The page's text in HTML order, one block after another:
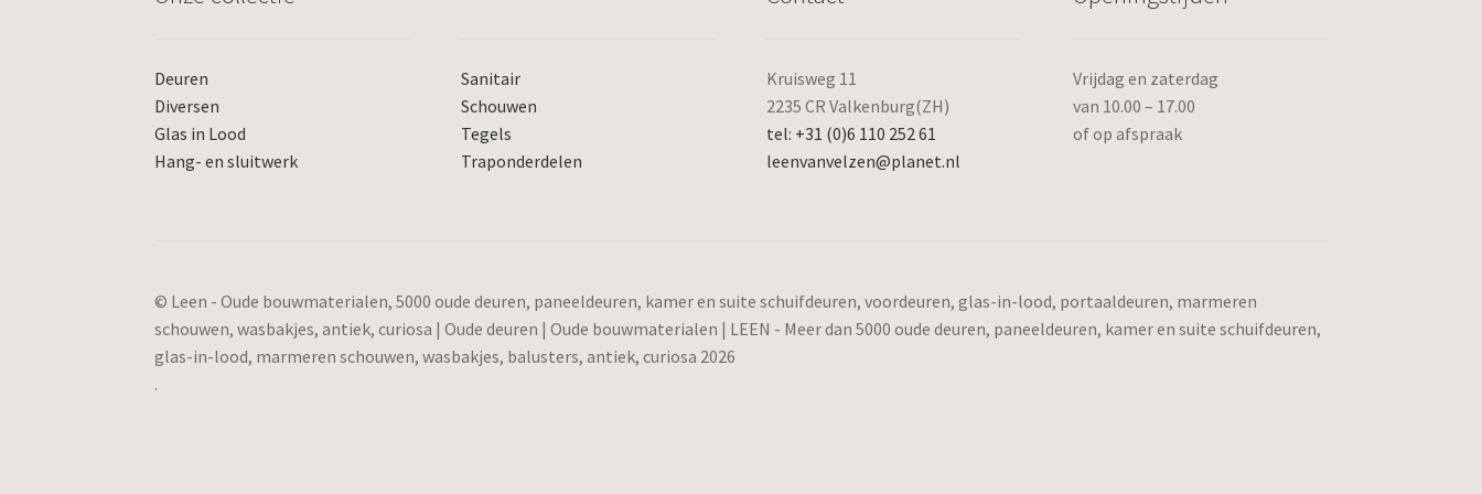
Deuren
Diversen
Glas in Lood
Hang- en sluitwerk
Sanitair
Schouwen
Tegels
Traponderdelen
Kruisweg 11
2235 CR Valkenburg(ZH)
tel: +31 (0)6 110 252 61
leenvanvelzen@planet.nl
Vrijdag en zaterdag
van 10.00 – 17.00
of op afspraak
© Leen - Oude bouwmaterialen, 5000 oude deuren, paneeldeuren, kamer en suite schuifdeuren, voordeuren, glas-in-lood, portaaldeuren, marmeren
schouwen, wasbakjes, antiek, curiosa | Oude deuren | Oude bouwmaterialen | LEEN - Meer dan 5000 oude deuren, paneeldeuren, kamer en suite schuifdeuren,
glas-in-lood, marmeren schouwen, wasbakjes, balusters, antiek, curiosa 2026
.